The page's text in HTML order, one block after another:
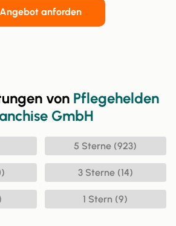
von Pflegehelden
GmbH
5 Sterne (923)
3 Sterne (14)
1 Stern (9)
Angebot anforden